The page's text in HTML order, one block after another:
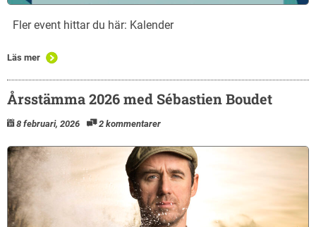
Fler event hittar du här: Kalender
Läs mer
Årsstämma 2026 med Sébastien Boudet
8 februari, 2026 2 kommentarer